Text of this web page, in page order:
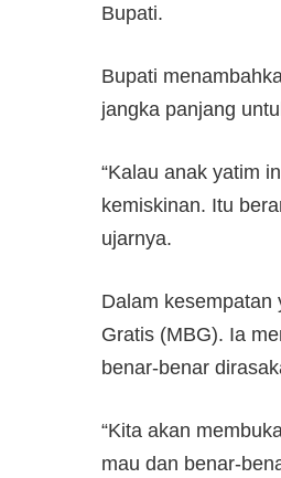
Bupati.
Bupati
jangka panjang
“Kalau anak yatim
kemiskinan. Itu
ujarnya.
Dalam kesempatan
Gratis (MBG). Ia
benar-benar
“Kita akan
mau dan benar-